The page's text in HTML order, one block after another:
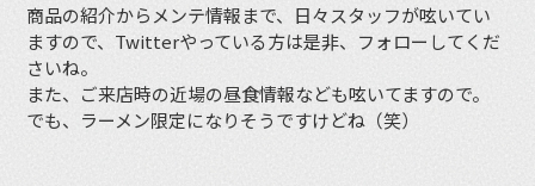
商品の紹介からメンテ情報まで、日々スタッフが呟いてい
ますので、Twitterやっている方は是非、フォローしてくだ
さいね。
また、ご来店時の近場の昼食情報なども呟いてますので。
でも、ラーメン限定になりそうですけどね（笑）